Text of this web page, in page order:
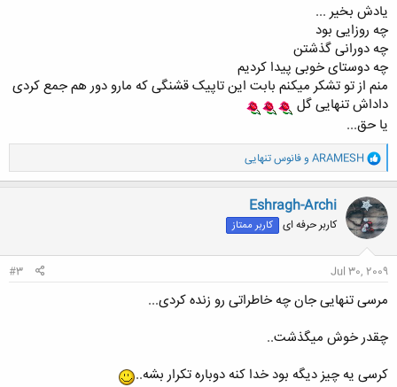
یادش بخیر ...
چه روزایی بود
چه دورانی گذشتن
چه دوستای خوبی پیدا کردیم
منم از تو تشکر میکنم بابت این تاپیک قشنگی که مارو دور هم جمع کردی
داداش تنهایی گل
یا حق...
و
ا
ک
ن
ش
ه
ا
ARAMESH وفانوس تنهایی
Eshragh-Archi
کاربر حرفه ای کاربر ممتاز
Jul 30, 2009
#3
مرسی تنهایی جان چه خاطراتی رو زنده کردی...
چقدر خوش میگذشت..
کرسی یه چیز دیگه بود خدا کنه دوباره تکرار بشه..